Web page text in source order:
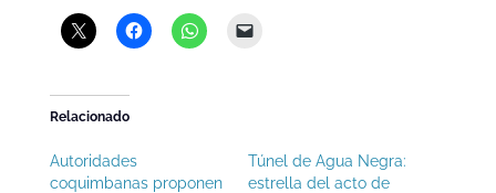
Relacionado
Autoridades
coquimbanas proponen
Túnel de Agua Negra:
estrella del acto de